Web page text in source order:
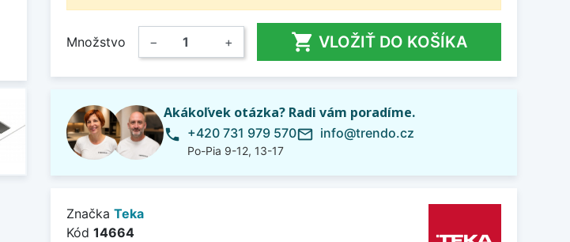
Množstvo − +  VLOŽIŤ DO KOŠÍKA
Akákoľvek otázka? Radi vám poradíme.
phone +420 731 979 570
Po-Pia 9-12, 13-17
mail_outline info@trendo.cz
Značka Teka
Kód 14664